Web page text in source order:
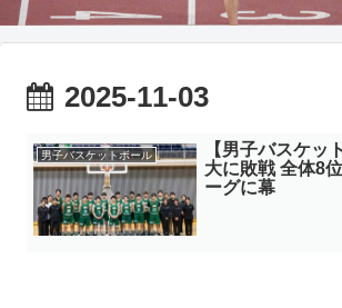
2025-11-03
男子バスケットボール
【男子バスケッ
大に敗戦 全体8
ーグに幕